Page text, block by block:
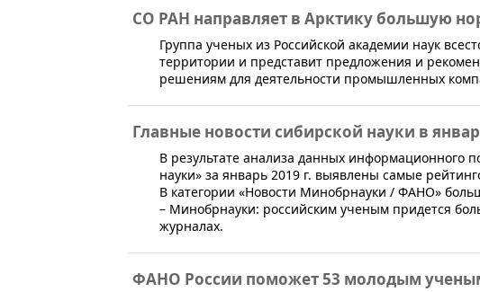
СО РАН направляет в Арктику большую
​​Группа ученых из Российской академии наук
территории и представит предложения и
решениям для деятельности промышленных
Главные новости сибирской науки в
В результате анализа данных информационного
науки» за январь 2019 г. выявлены самые
В категории «Новости Минобрнауки / ФАНО»
– Минобрнауки: российским ученым придется
журналах.
ФАНО России поможет 53 молодым